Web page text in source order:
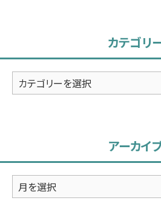
カテゴリ
カ
テ
アーカイ
ア
ー